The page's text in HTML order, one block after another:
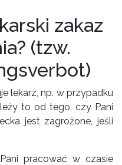
zakaz
(tzw.
lekarz, np. w przypadku
to od tego, czy Pani
jest zagrożone, jeśli
pracować w czasie